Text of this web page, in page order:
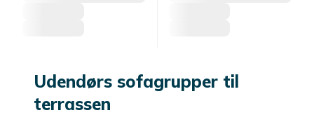
Udendørs sofagrupper til
terrassen